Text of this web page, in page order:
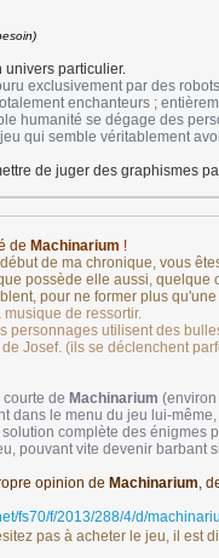
univers particulier.
exclusivement par des
enchanteurs ;
humanité se dégage des
qui semble véritablement
de juger des graphismes
de Machinarium !
de ma chronique, vous
possède elle aussi,
pour ne former plus
de ressortir.
personnages utilisent des
Josef. (ils se déclenchent
de Machinarium
dans le menu du jeu lui-
complète des énigmes
pouvant vite devenir barbant
opinion de Machinarium,
pas à acheter le jeu, il est